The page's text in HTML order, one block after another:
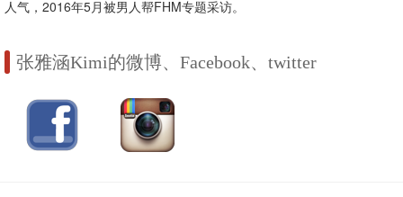
人气，2016年5月被男人帮FHM专题采访。
张雅涵Kimi的微博、Facebook、twitter